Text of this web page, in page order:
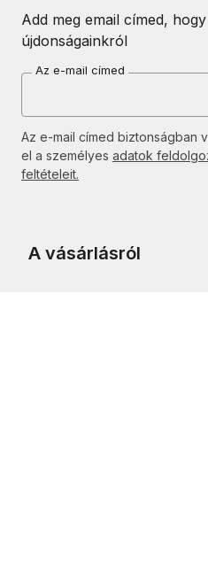
Add meg email címed,
újdonságainkról
Az e-mail címed
Az e-mail címed biztonságban
el a személyes adatok
feltételeit.
A vásárlásról